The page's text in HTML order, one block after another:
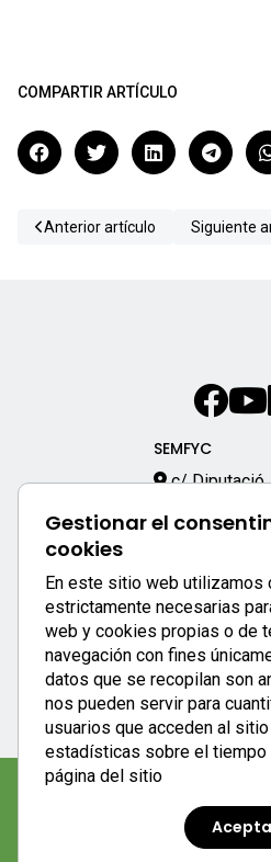
COMPARTIR ARTÍCULO
Anterior artículo Siguiente
Gestionar el
cookies
En este sitio web utilizamos
estrictamente necesarias
web y cookies propias o de
navegación con fines
datos que se recopilan son
nos pueden servir para
usuarios que acceden al
estadísticas sobre el tiempo
página del sitio
SEMFYC
c/ Diputació,
933 170 333
Enlaces
APP
Política de